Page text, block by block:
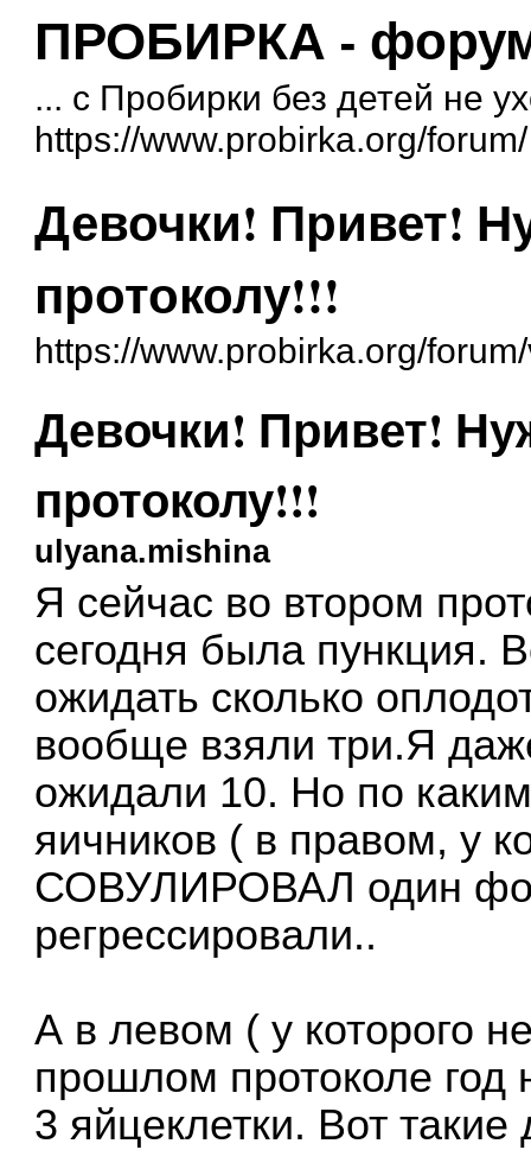
ПРОБИРКА - форум
... с Пробирки без детей не
https://www.probirka.org/forum/
Девочки! Привет!
протоколу!!!
https://www.probirka.org/
Девочки! Привет!
протоколу!!!
ulyana.mishina
Я сейчас во втором
сегодня была пункция.
ожидать сколько
вообще взяли три.Я
ожидали 10. Но по
яичников ( в правом, у
СОВУЛИРОВАЛ один
регрессировали..
А в левом ( у которого
прошлом протоколе год
3 яйцеклетки. Вот